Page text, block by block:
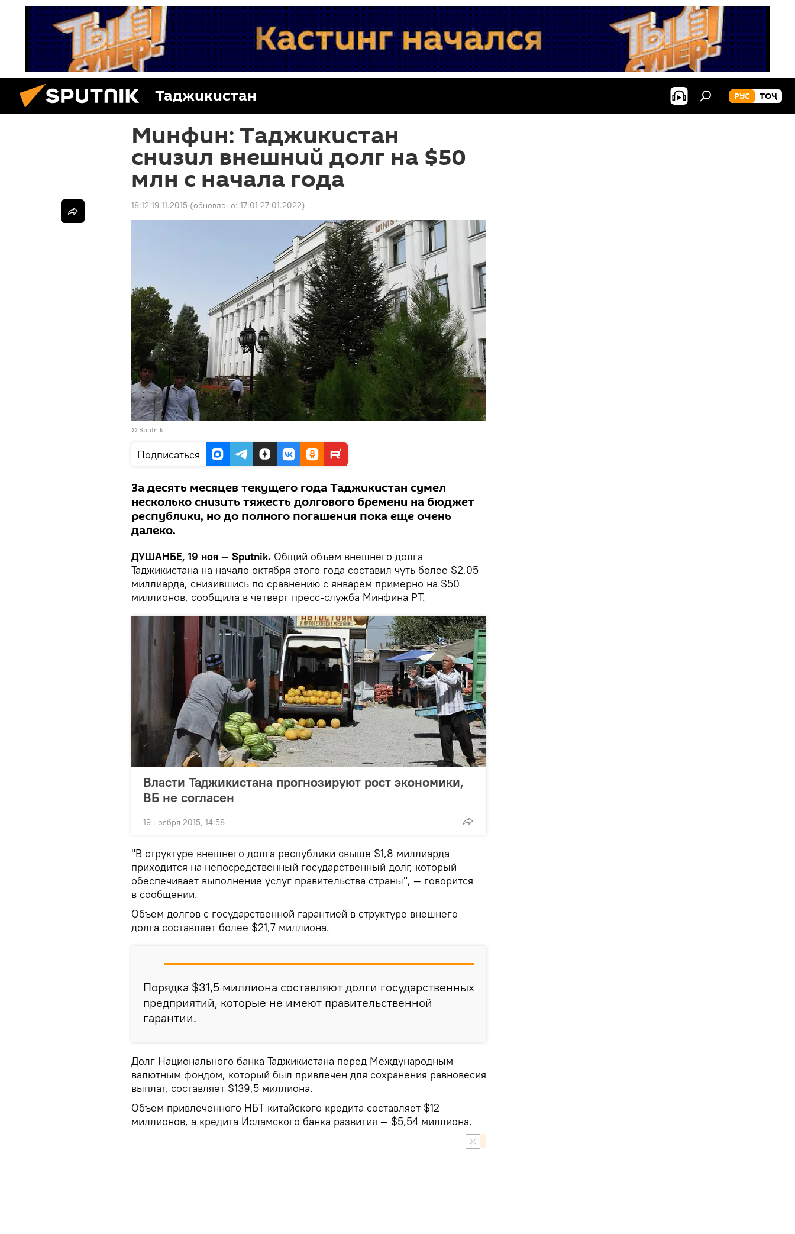
Таджикистан РУС ТОҶ
Минфин: Таджикистан
снизил внешний долг на $50
млн с начала года
18:12 19.11.2015 (обновлено: 17:01 27.01.2022)
© Sputnik
Подписаться
За десять месяцев текущего года Таджикистан сумел
несколько снизить тяжесть долгового бремени на бюджет
республики, но до полного погашения пока еще очень
далеко.
ДУШАНБЕ, 19 ноя — Sputnik. Общий объем внешнего долга
Таджикистана на начало октября этого года составил чуть более $2,05
миллиарда, снизившись по сравнению с январем примерно на $50
миллионов, сообщила в четверг пресс-служба Минфина РТ.
Власти Таджикистана прогнозируют рост экономики,
ВБ не согласен
19 ноября 2015, 14:58
"В структуре внешнего долга республики свыше $1,8 миллиарда
приходится на непосредственный государственный долг, который
обеспечивает выполнение услуг правительства страны", — говорится
в сообщении.
Объем долгов с государственной гарантией в структуре внешнего
долга составляет более $21,7 миллиона.
Порядка $31,5 миллиона составляют долги государственных
предприятий, которые не имеют правительственной
гарантии.
Долг Национального банка Таджикистана перед Международным
валютным фондом, который был привлечен для сохранения равновесия
выплат, составляет $139,5 миллиона.
Объем привлеченного НБТ китайского кредита составляет $12
миллионов, а кредита Исламского банка развития — $5,54 миллиона.